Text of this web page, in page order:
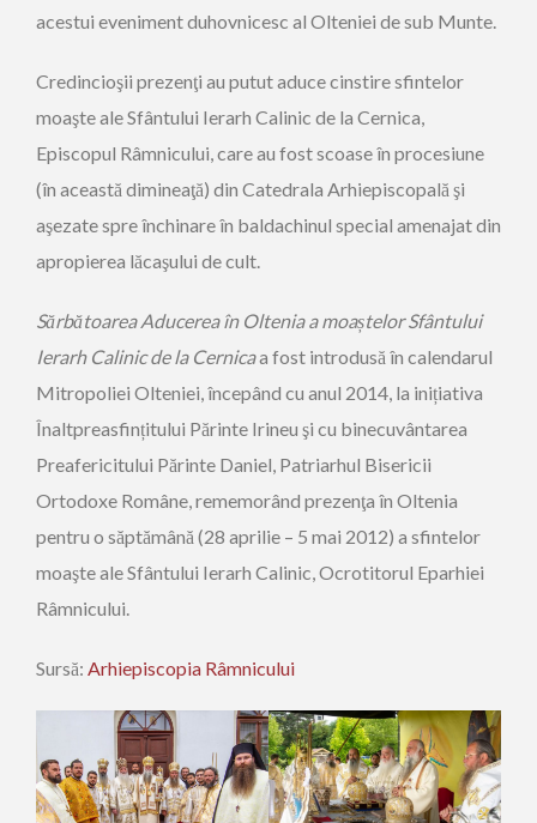
acestui eveniment duhovnicesc al Olteniei de sub Munte.
Credincioşii prezenţi au putut aduce cinstire sfintelor
moaşte ale Sfântului Ierarh Calinic de la Cernica,
Episcopul Râmnicului, care au fost scoase în procesiune
(în această dimineaţă) din Catedrala Arhiepiscopală şi
aşezate spre închinare în baldachinul special amenajat din
apropierea lăcaşului de cult.
Sărbătoarea Aducerea în Oltenia a moaștelor Sfântului
Ierarh Calinic de la Cernicaa fost introdusă în calendarul
Mitropoliei Olteniei, începând cu anul 2014, la inițiativa
Înaltpreasfințitului Părinte Irineu şi cu binecuvântarea
Preafericitului Părinte Daniel, Patriarhul Bisericii
Ortodoxe Române, rememorând prezenţa în Oltenia
pentru o săptămână (28 aprilie – 5 mai 2012) a sfintelor
moaşte ale Sfântului Ierarh Calinic, Ocrotitorul Eparhiei
Râmnicului.
Sursă: Arhiepiscopia Râmnicului